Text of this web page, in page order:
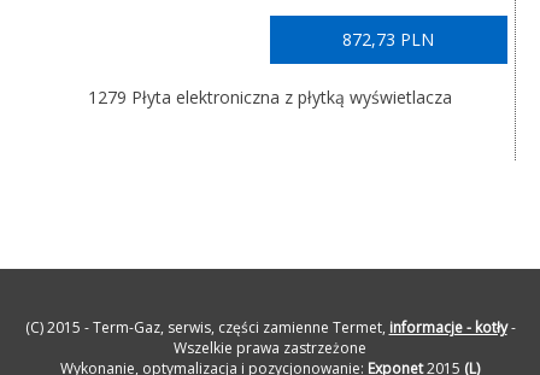
872,73 PLN
1279 Płyta elektroniczna z płytką wyświetlacza
(C) 2015 - Term-Gaz, serwis, części zamienne Termet, informacje - kotły-
Wszelkie prawa zastrzeżone
Wykonanie, optymalizacja i pozycjonowanie: Exponet2015 (L)